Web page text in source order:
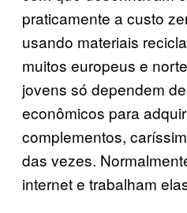
praticamente a custo
usando materiais
muitos europeus e
jovens só dependem
econômicos para
complementos,
das vezes.
internet e trabalham